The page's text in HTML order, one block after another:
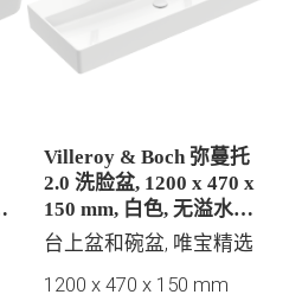
Villeroy & Boch 弥蔓托
2.0 洗脸盆, 1200 x 470 x
150 mm, 白色, 无溢水孔,
抛光
台上盆和碗盆, 唯宝精选
1200 x 470 x 150 mm